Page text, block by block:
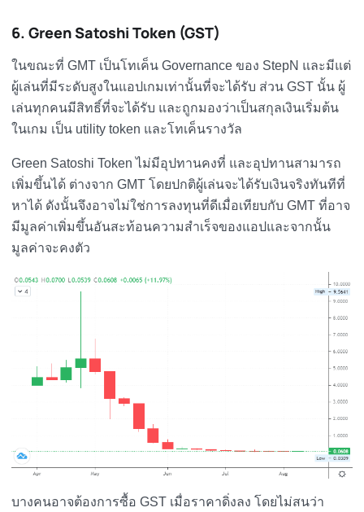
6. Green Satoshi Token (GST)
ในขณะที่ GMT เป็นโทเค็น Governance ของ StepN และมีแต่
ผู้เล่นที่มีระดับสูงในแอปเกมเท่านั้นที่จะได้รับ ส่วน GST นั้น ผู้
เล่นทุกคนมีสิทธิ์ที่จะได้รับ และถูกมองว่าเป็นสกุลเงินเริ่มต้น
ในเกม เป็น utility token และโทเค็นรางวัล
Green Satoshi Token ไม่มีอุปทานคงที่ และอุปทานสามารถ
เพิ่มขึ้นได้ ต่างจาก GMT โดยปกติผู้เล่นจะได้รับเงินจริงทันทีที่
หาได้ ดังนั้นจึงอาจไม่ใช่การลงทุนที่ดีเมื่อเทียบกับ GMT ที่อาจ
มีมูลค่าเพิ่มขึ้นอันสะท้อนความสำเร็จของแอปและจากนั้น
มูลค่าจะคงตัว
บางคนอาจต้องการซื้อ GST เมื่อราคาดิ่งลง โดยไม่สนว่า